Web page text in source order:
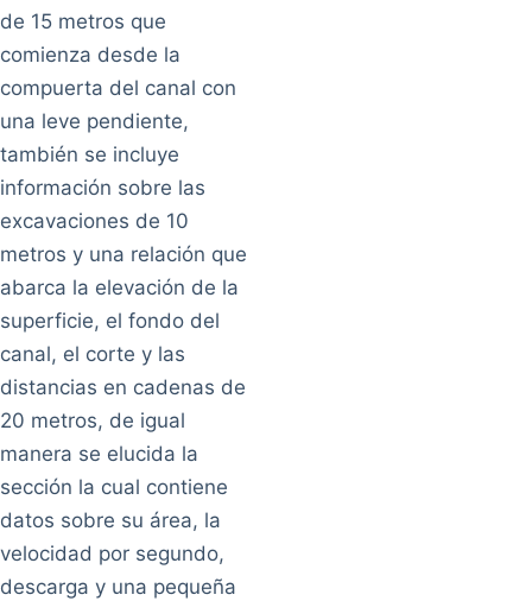
de 15 metros que
comienza desde la
compuerta del canal con
una leve pendiente,
también se incluye
información sobre las
excavaciones de 10
metros y una relación que
abarca la elevación de la
superficie, el fondo del
canal, el corte y las
distancias en cadenas de
20 metros, de igual
manera se elucida la
sección la cual contiene
datos sobre su área, la
velocidad por segundo,
descarga y una pequeña